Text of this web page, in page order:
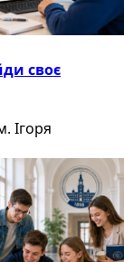
своє
Ігоря